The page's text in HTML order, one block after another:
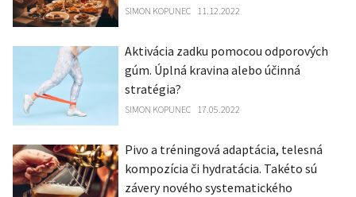
SIMON KOPUNEC 11.12.2022
Aktivácia zadku pomocou odporových
gúm. Úplná kravina alebo účinná
stratégia?
SIMON KOPUNEC 17.05.2022
Pivo a tréningová adaptácia, telesná
kompozícia či hydratácia. Takéto sú
závery nového systematického